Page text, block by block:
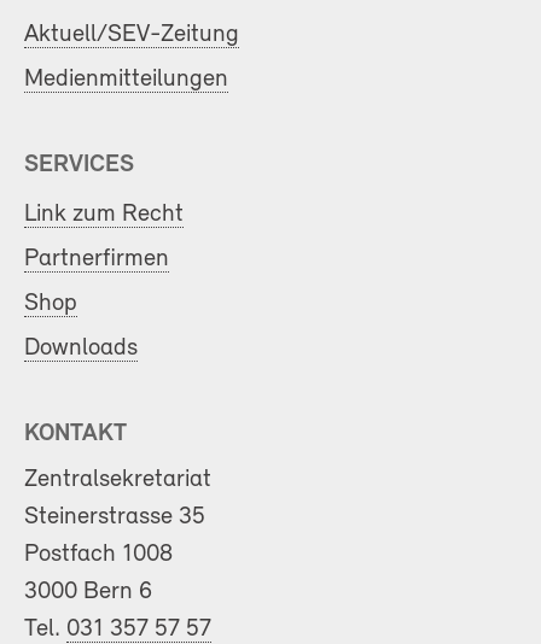
Aktuell/SEV-Zeitung
Medienmitteilungen
SERVICES
Link zum Recht
Partnerfirmen
Shop
Downloads
KONTAKT
Zentralsekretariat
Steinerstrasse 35
Postfach 1008
3000 Bern 6
Tel. 031 357 57 57